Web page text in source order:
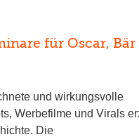
für Oscar,
und wirkungsvolle
Werbefilme und Virals
Die